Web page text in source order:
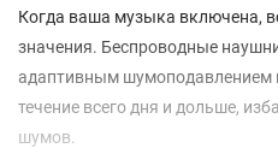
Когда ваша музыка включена,
значения. Беспроводные
адаптивным шумоподавлением
течение всего дня и дольше,
шумов.